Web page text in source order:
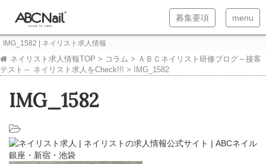
T
o
a
募集要項
T
o
a
menu
IMG_1582 | ネイリスト求人情報
ネイリスト求人情報TOP > コラム > ＡＢＣネイリスト研修ブログ～接客
テスト～ ネイリスト求人をCheck!!! > IMG_1582
IMG_1582